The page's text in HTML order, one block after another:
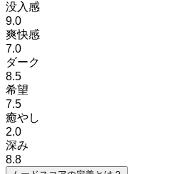
没入感
9.0
爽快感
7.0
ダーク
8.5
希望
7.5
癒やし
2.0
深み
8.8